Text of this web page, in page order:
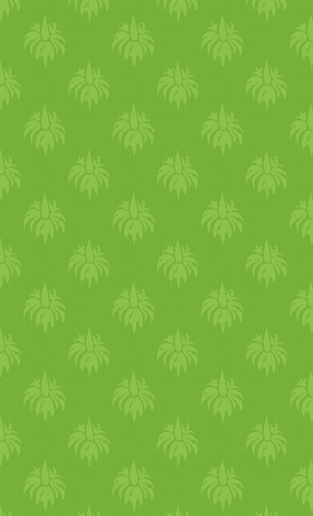
segítenek tisztítani a
Táplálkozás Táplálkozz
könnyedebben - ősszel, télen
kellettek a tartalmas ételek,
hogy a tested tudjon
védekezni a hideg ellen.
a könnyítésé a főszerep.
Kevesebb zsír, kevesebb
szénhidrát. Jöhetnek a friss
saláták, retek, rukkola,
édeskömény gumó, endívia,
radicchio, mándgold,
karalábé. A keserű és